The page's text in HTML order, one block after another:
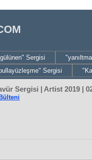
Sergisi
Sergisi
Sergisi | Artist 2019 |